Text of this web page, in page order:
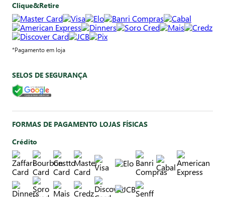
Clique&Retire
*Pagamento em loja
SELOS DE SEGURANÇA
FORMAS DE PAGAMENTO LOJAS FÍSICAS
Crédito